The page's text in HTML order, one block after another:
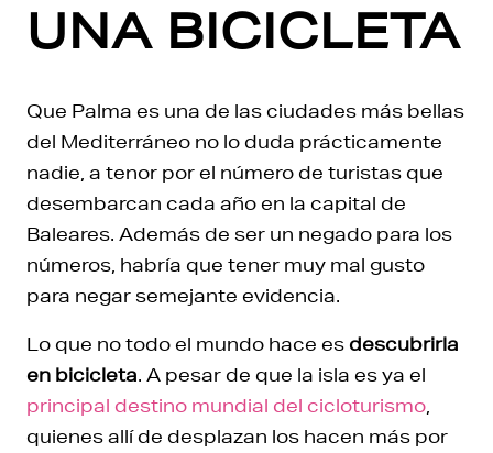
UNA BICICLETA
Que Palma es una de las ciudades más bellas
del Mediterráneo no lo duda prácticamente
nadie, a tenor por el número de turistas que
desembarcan cada año en la capital de
Baleares. Además de ser un negado para los
números, habría que tener muy mal gusto
para negar semejante evidencia.
Lo que no todo el mundo hace esdescubrirla
en bicicleta. A pesar de que la isla es ya el
principal destino mundial del cicloturismo
quienes allí de desplazan los hacen más por